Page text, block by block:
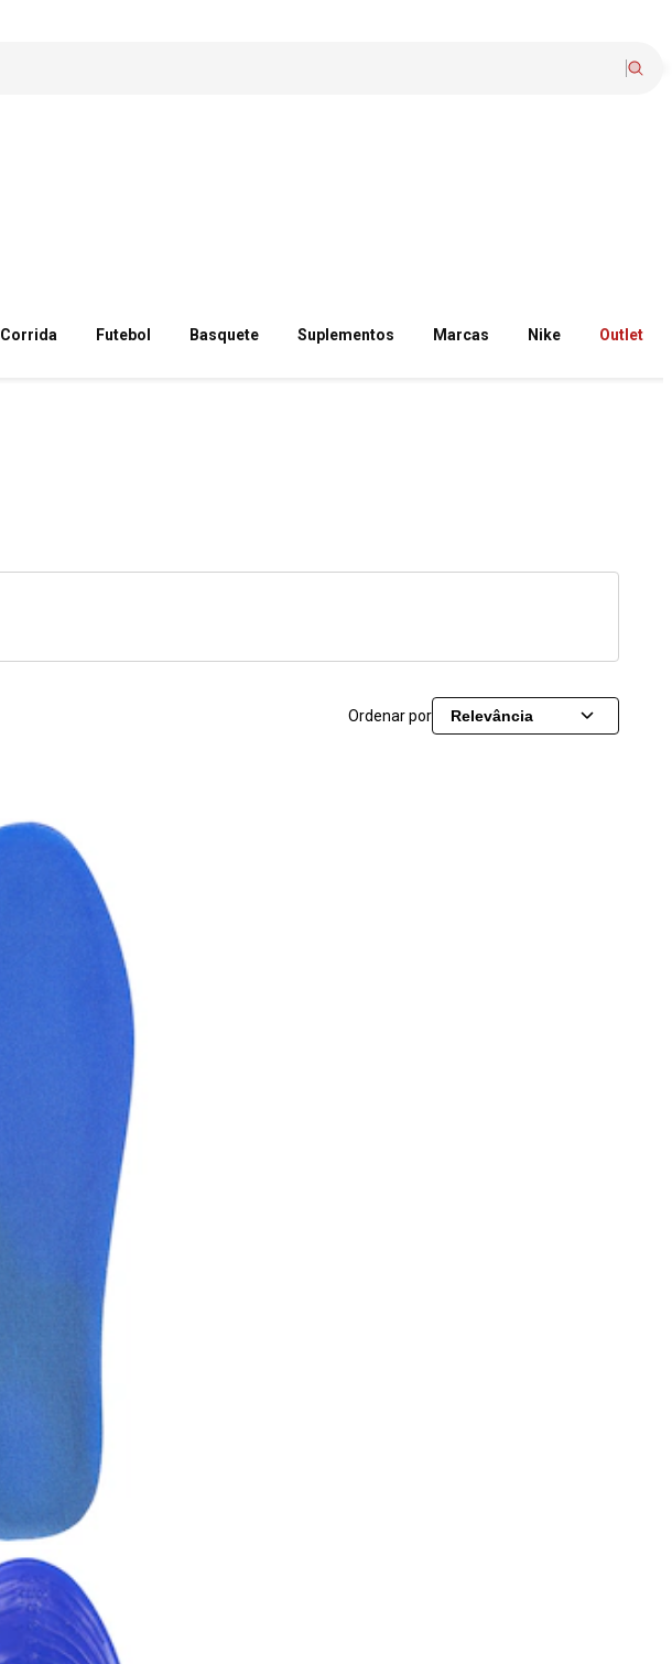
Corrida Futebol Basquete Suplementos Marcas Nike Outlet
Ordenar por Relevância